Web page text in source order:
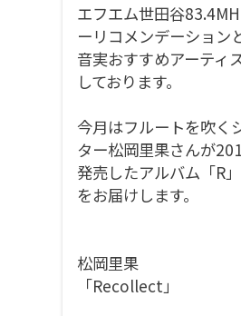
エフエム世田谷83.4MH
ーリコメンデーション
音実おすすめアーティ
しております。
今月はフルートを吹く
ター松岡里果さんが
発売したアルバム「R
をお届けします。
松岡里果
「Recollect」